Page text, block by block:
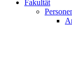
Fakultät